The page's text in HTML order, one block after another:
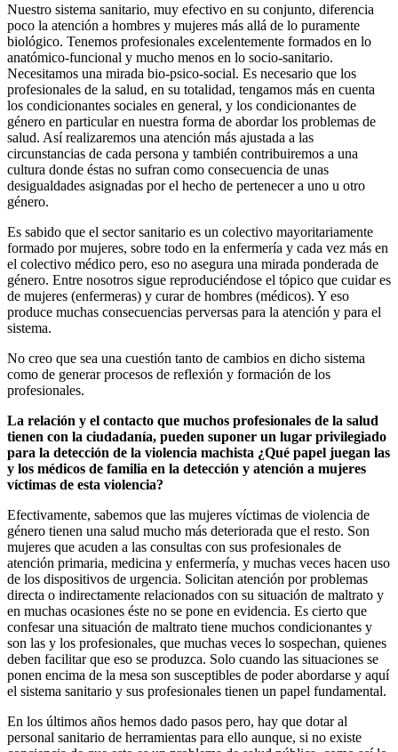
Nuestro sistema sanitario, muy efectivo en su conjunto, diferencia
poco la atención a hombres y mujeres más allá de lo puramente
biológico. Tenemos profesionales excelentemente formados en lo
anatómico-funcional y mucho menos en lo socio-sanitario.
Necesitamos una mirada bio-psico-social. Es necesario que los
profesionales de la salud, en su totalidad, tengamos más en cuenta
los condicionantes sociales en general, y los condicionantes de
género en particular en nuestra forma de abordar los problemas de
salud. Así realizaremos una atención más ajustada a las
circunstancias de cada persona y también contribuiremos a una
cultura donde éstas no sufran como consecuencia de unas
desigualdades asignadas por el hecho de pertenecer a uno u otro
género.
Es sabido que el sector sanitario es un colectivo mayoritariamente
formado por mujeres, sobre todo en la enfermería y cada vez más en
el colectivo médico pero, eso no asegura una mirada ponderada de
género. Entre nosotros sigue reproduciéndose el tópico que cuidar es
de mujeres (enfermeras) y curar de hombres (médicos). Y eso
produce muchas consecuencias perversas para la atención y para el
sistema.
No creo que sea una cuestión tanto de cambios en dicho sistema
como de generar procesos de reflexión y formación de los
profesionales.
La relación y el contacto que muchos profesionales de la salud
tienen con la ciudadanía, pueden suponer un lugar privilegiado
para la detección de la violencia machista ¿Qué papel juegan las
y los médicos de familia en la detección y atención a mujeres
víctimas de esta violencia?
Efectivamente, sabemos que las mujeres víctimas de violencia de
género tienen una salud mucho más deteriorada que el resto. Son
mujeres que acuden a las consultas con sus profesionales de
atención primaria, medicina y enfermería, y muchas veces hacen uso
de los dispositivos de urgencia. Solicitan atención por problemas
directa o indirectamente relacionados con su situación de maltrato y
en muchas ocasiones éste no se pone en evidencia. Es cierto que
confesar una situación de maltrato tiene muchos condicionantes y
son las y los profesionales, que muchas veces lo sospechan, quienes
deben facilitar que eso se produzca. Solo cuando las situaciones se
ponen encima de la mesa son susceptibles de poder abordarse y aquí
el sistema sanitario y sus profesionales tienen un papel fundamental.
En los últimos años hemos dado pasos pero, hay que dotar al
personal sanitario de herramientas para ello aunque, si no existe